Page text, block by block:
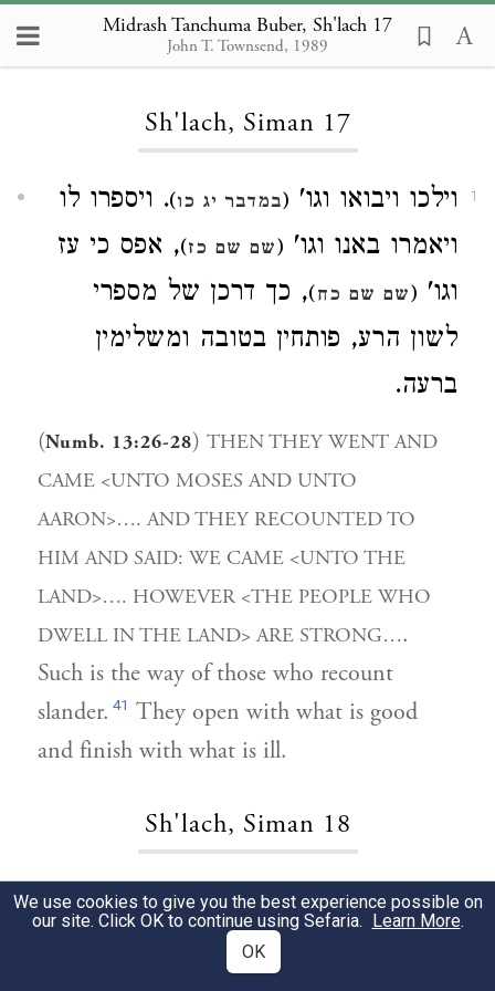
Midrash Tanchuma Buber, Sh'lach 17
John T. Townsend, 1989
Loading...
Sh'lach, Siman 17
1 וילכו ויבואו וגו' (במדבר יג כו). ויספרו לו
ויאמרו באנו וגו' (שם שם כז), אפס כי עז
וגו' (שם שם כח), כך דרכן של מספרי
לשון הרע, פותחין בטובה ומשלימין
ברעה.
(Numb. 13:26-28) THEN THEY WENT AND
CAME <UNTO MOSES AND UNTO
AARON>…. AND THEY RECOUNTED TO
HIM AND SAID: WE CAME <UNTO THE
LAND>…. HOWEVER <THE PEOPLE WHO
DWELL IN THE LAND> ARE STRONG….
Such is the way of those who recount
slander. 41 They open with what is good
and finish with what is ill.
Sh'lach, Siman 18
1 עמלק יושב(שם שם כט). מה ראו לפתוח
בעמלק, משל למה הדבר דומה, לתינוק
We use cookies to give you the best experience possible on
our site. Click OK to continue using Sefaria. Learn More.
OK